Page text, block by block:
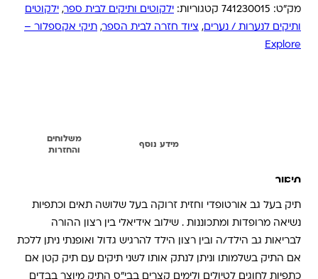
מק"ט: 741230015 קטגוריות: ילקוטים ותיקים לבית ספר, ילקוטים
ותיקים לנערות / נערים, ציוד חזרה לבית הספר, תיקי אקספלור –
Explore
מידע נוסף
משלוחים
והחזרות
תיאור
תיק בעל גב אורטופדי וחזית זרוקה בעל שלושה תאים וכתפיות
נשיאה מרופדות ומתכוננות . שילוב אידיאלי בין רצון ההורה
לבריאות גב הילד/ה ובין רצון הילד להרגיש גדול ואופנתי ניתן ללכת
אם התיק בשלמותו וניתן לנתק אותו לשני תיקים עם תיק קטן אם
כתפיות לחוגים לטיולים ולימים קצרים בבי"ס התיק מיוצר בבדים